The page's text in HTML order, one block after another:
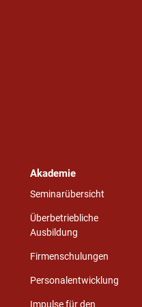
Akademie
Seminarübersicht
Überbetriebliche
Ausbildung
Firmenschulungen
Personalentwicklung
Impulse für den